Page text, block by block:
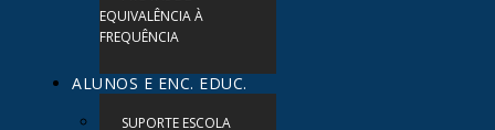
EQUIVALÊNCIA À
FREQUÊNCIA
ALUNOS E ENC. EDUC.
SUPORTE ESCOLA